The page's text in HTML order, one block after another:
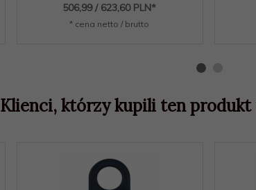
506,99 / 623,60 PLN*
* cena netto / brutto
Klienci, którzy kupili ten